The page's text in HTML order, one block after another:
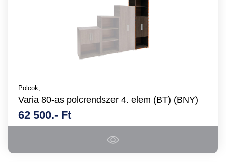
Polcok,
Varia 80-as polcrendszer 4. elem (BT) (BNY)
62 500.- Ft